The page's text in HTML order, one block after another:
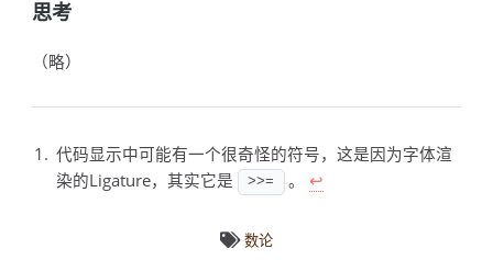
思考
（略）
代码显示中可能有一个很奇怪的符号，这是因为字体渲
染的Ligature，其实它是
>>= 。↩
数论